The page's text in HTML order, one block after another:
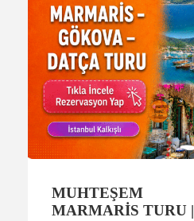
MUHTEŞEM
MARMARIS TURU |